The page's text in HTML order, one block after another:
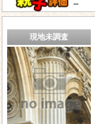
－
現地未調査